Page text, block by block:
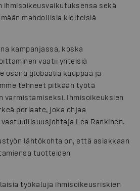
sekä
mahdollisia kielteisiä
kampanjassa, koska
vaatii yhteisiä
osana globaalia kauppaa ja
tehneet pitkään työtä
varmistamiseksi. Ihmisoikeuksien
periaate, joka ohjaa
Lea Rankinen.
lähtökohta on, että asiakkaan
tuotteiden
työkaluja ihmisoikeusriskien